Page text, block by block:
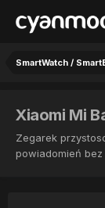
SmartWatch /
Xiaomi Mi
Zegarek
powiadomień